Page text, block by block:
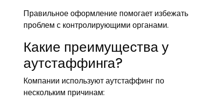
Главная
страница
Услуги
Правильное оформление помогает избежать
проблем с контролирующими органами.
Какие преимущества у
аутстаффинга?
Компании используют аутстаффинг по
нескольким причинам: